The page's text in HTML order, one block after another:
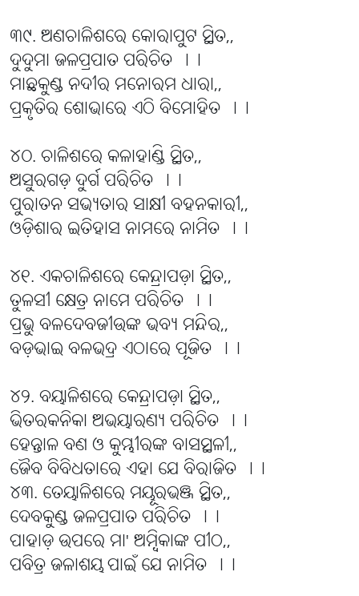
୩୯. ଅଣଚାଳିଶରେ କୋରାପୁଟ ସ୍ଥିତ,,
ଦୁଦୁମା ଜଳପ୍ରପାତ ପରିଚିତ ।।
ମାଛକୁଣ୍ଡ ନଦୀର ମନୋରମ ଧାରା,,
ପ୍ରକୃତିର ଶୋଭାରେ ଏଠି ବିମୋହିତ ।।
୪୦. ଚାଳିଶରେ କଳାହାଣ୍ଡି ସ୍ଥିତ,,
ଅସୁରଗଡ଼ ଦୁର୍ଗ ପରିଚିତ ।।
ପୁରାତନ ସଭ୍ୟତାର ସାକ୍ଷୀ ବହନକାରୀ,,
ଓଡ଼ିଶାର ଇତିହାସ ନାମରେ ନାମିତ ।।
୪୧. ଏକଚାଳିଶରେ କେନ୍ଦ୍ରାପଡ଼ା ସ୍ଥିତ,,
ତୁଳସୀ କ୍ଷେତ୍ର ନାମେ ପରିଚିତ ।।
ପ୍ରଭୁ ବଳଦେବଜୀଉଙ୍କ ଭବ୍ୟ ମନ୍ଦିର,,
ବଡ଼ଭାଇ ବଳଭଦ୍ର ଏଠାରେ ପୂଜିତ ।।
୪୨. ବୟାଳିଶରେ କେନ୍ଦ୍ରାପଡ଼ା ସ୍ଥିତ,,
ଭିତରକନିକା ଅଭୟାରଣ୍ୟ ପରିଚିତ ।।
ହେନ୍ତାଳ ବଣ ଓ କୁମ୍ଭୀରଙ୍କ ବାସସ୍ଥଳୀ,,
ଜୈବ ବିବିଧତାରେ ଏହା ଯେ ବିରାଜିତ ।।
୪୩. ତେୟାଳିଶରେ ମୟୂରଭଞ୍ଜ ସ୍ଥିତ,,
ଦେବକୁଣ୍ଡ ଜଳପ୍ରପାତ ପରିଚିତ ।।
ପାହାଡ଼ ଉପରେ ମା' ଅମ୍ବିକାଙ୍କ ପୀଠ,,
ପବିତ୍ର ଜଳାଶୟ ପାଇଁ ଯେ ନାମିତ ।।